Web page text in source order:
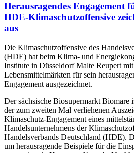
Herausragendes Engagement
HDE-Klimaschutzoffensive
aus
Die Klimaschutzoffensive des
(HDE) hat beim Klima- und
Institute in Düsseldorf Malte Reupert
Lebensmittelmärkten für sein
Engagement ausgezeichnet.
Der sächsische Biosupermarkt
der zum zweiten Mal verliehenen
Klimaschutz-Engagement eines
Handelsunternehmens der
Handelsverbands Deutschland (HDE).
um herausragende Beispiele für die